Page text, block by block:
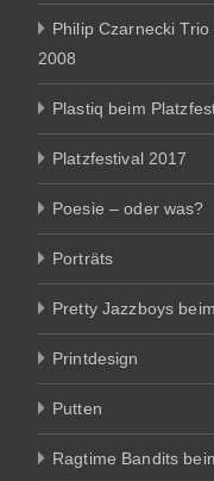
Philip Czarnecki
2008
Plastiq beim
Platzfestival 2017
Poesie – oder was?
Porträts
Pretty Jazzboys
Printdesign
Putten
Ragtime Bandits